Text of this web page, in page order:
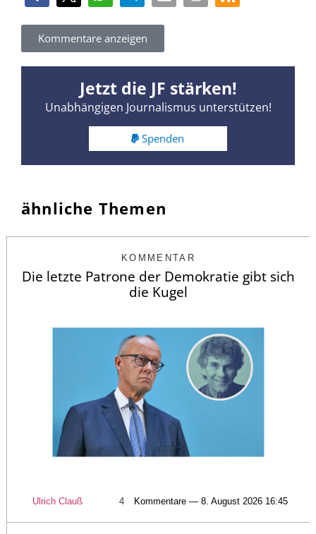
Kommentare anzeigen
Jetzt die JF stärken!
Unabhängigen Journalismus unterstützen!
Spenden
ähnliche Themen
KOMMENTAR
Die letzte Patrone der Demokratie gibt sich
die Kugel
Ulrich Clauß 4 Kommentare — 8. August 2026 16:45